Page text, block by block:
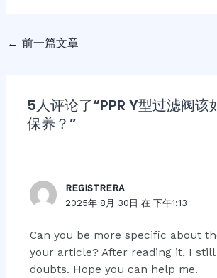
← 前一篇文章
5人评论了“PPR Y型过滤阀该
保养？”
REGISTRERA
2025年 8月 30日 在 下午1:13
Can you be more specific about
your article? After reading it, I still
doubts. Hope you can help me.